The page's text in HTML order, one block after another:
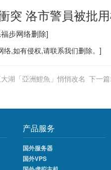
突 洛市警員被批
福步网络删除]
络,如有侵权,请联系我们删除。]
湖「亞洲鯉魚」悄悄改名 下一篇:
产品服务
国外服务器
国外VPS